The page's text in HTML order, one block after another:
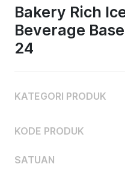
Bakery Rich
Beverage
24
KATEGORI PRODUK
KODE PRODUK
SATUAN